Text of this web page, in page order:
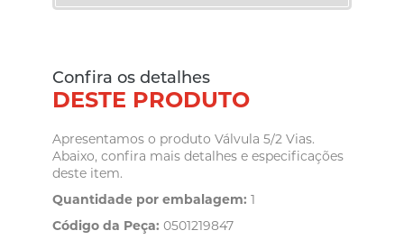
Confira os detalhes
DESTE PRODUTO
Apresentamos o produto Válvula 5/2 Vias.
Abaixo, confira mais detalhes e especificações
deste item.
Quantidade por embalagem: 1
Código da Peça: 0501219847